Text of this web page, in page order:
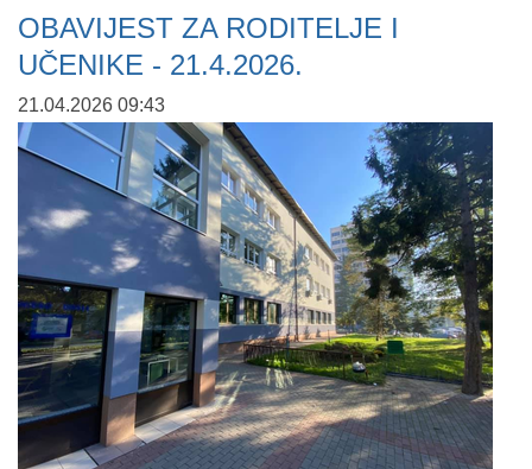
OBAVIJEST ZA RODITELJE I
UČENIKE - 21.4.2026.
21.04.2026 09:43